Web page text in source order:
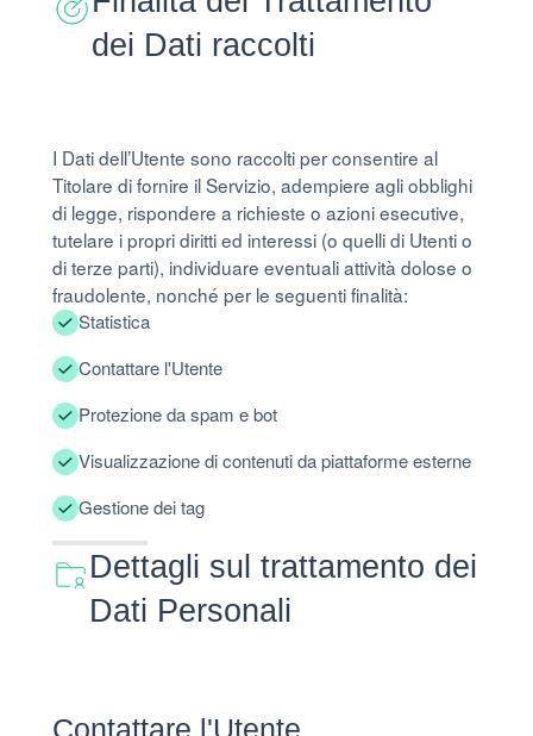
dei Dati raccolti
I Dati dell’Utente sono raccolti per consentire al
Titolare di fornire il Servizio, adempiere agli obblighi
di legge, rispondere a richieste o azioni esecutive,
tutelare i propri diritti ed interessi (o quelli di Utenti o
di terze parti), individuare eventuali attività dolose o
fraudolente, nonché per le seguenti finalità:
Statistica
Contattare l'Utente
Protezione da spam e bot
Visualizzazione di contenuti da piattaforme esterne
Gestione dei tag
Dettagli sul trattamento dei
Dati Personali
Contattare l'Utente